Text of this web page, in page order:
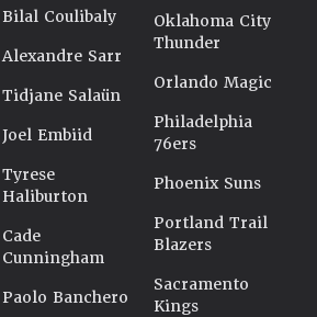
Bilal Coulibaly
Alexandre Sarr
Tidjane Salaün
Joel Embiid
Tyrese
Haliburton
Cade
Cunningham
Paolo Banchero
Oklahoma City
Thunder
Orlando Magic
Philadelphia
76ers
Phoenix Suns
Portland Trail
Blazers
Sacramento
Kings